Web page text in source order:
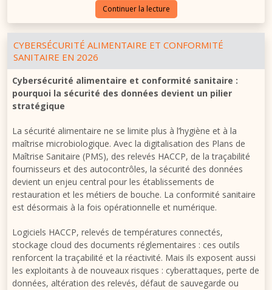
Continuer la lecture
CYBERSÉCURITÉ ALIMENTAIRE ET CONFORMITÉ
SANITAIRE EN 2026
Cybersécurité alimentaire et conformité sanitaire :
pourquoi la sécurité des données devient un pilier
stratégique
La sécurité alimentaire ne se limite plus à l’hygiène et à la
maîtrise microbiologique. Avec la digitalisation des Plans de
Maîtrise Sanitaire (PMS), des relevés HACCP, de la traçabilité
fournisseurs et des autocontrôles, la sécurité des données
devient un enjeu central pour les établissements de
restauration et les métiers de bouche. La conformité sanitaire
est désormais à la fois opérationnelle et numérique.
Logiciels HACCP, relevés de températures connectés,
stockage cloud des documents réglementaires : ces outils
renforcent la traçabilité et la réactivité. Mais ils exposent aussi
les exploitants à de nouveaux risques : cyberattaques, perte de
données, altération des relevés, défaut de sauvegarde ou